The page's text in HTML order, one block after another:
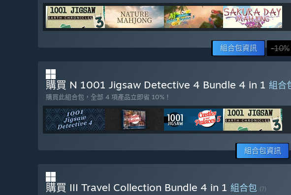
組合包資訊 -10%
購買 N 1001 Jigsaw Detective 4 Bundle 4 in 1 組合
購買此組合包，全部 4 項產品立即省 10%！
組合包資訊
購買 III Travel Collection Bundle 4 in 1 組合包 (?)